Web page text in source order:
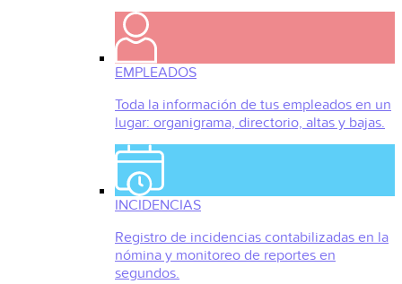
EMPLEADOS
Toda la información de tus empleados en un
lugar: organigrama, directorio, altas y bajas.
INCIDENCIAS
Registro de incidencias contabilizadas en la
nómina y monitoreo de reportes en
segundos.